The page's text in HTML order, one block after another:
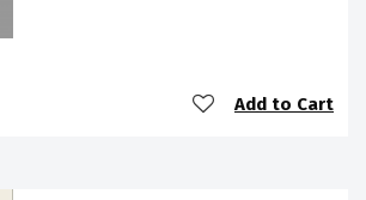
Add to Cart